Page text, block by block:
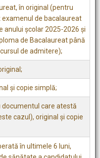
în original (pentru
de bacalaureat
anului școlar 2025-2026 și
de Bacalaureat până
de admitere);
şi copie simplă;
care atestă
cazul), original şi copie
în ultimele 6 luni,